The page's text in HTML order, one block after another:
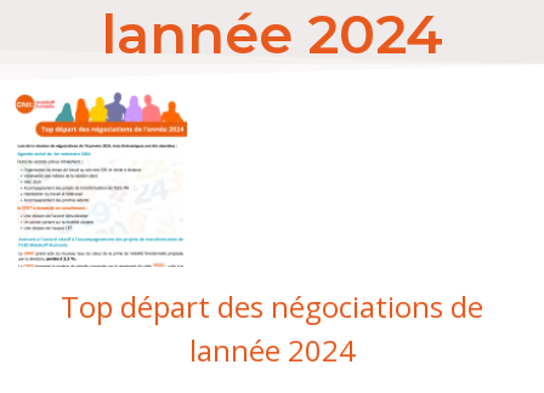
lannée 2024
Top départ des négociations de
lannée 2024